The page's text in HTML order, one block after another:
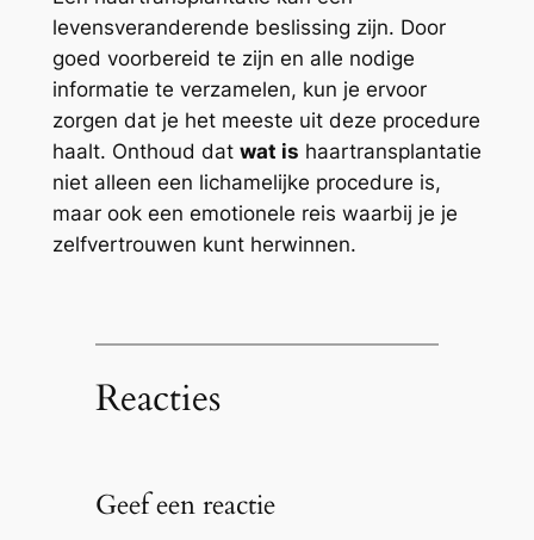
levensveranderende beslissing zijn. Door
goed voorbereid te zijn en alle nodige
informatie te verzamelen, kun je ervoor
zorgen dat je het meeste uit deze procedure
haalt. Onthoud dat wat is haartransplantatie
niet alleen een lichamelijke procedure is,
maar ook een emotionele reis waarbij je je
zelfvertrouwen kunt herwinnen.
Reacties
Geef een reactie